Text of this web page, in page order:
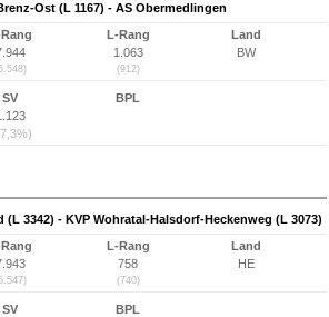
Ost (L 1167) - AS Obermedlingen
Rang
L-Rang
1.063
(912)
Land
BW
SV
BPL
3342) - KVP Wohratal-Halsdorf-Heckenweg (L 3073)
Rang
L-Rang
758
(740)
Land
HE
SV
BPL